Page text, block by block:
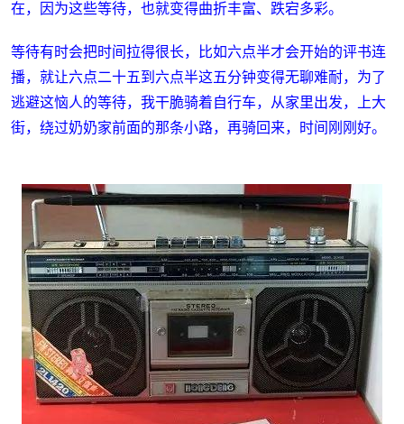
在，因为这些等待，也就变得曲折丰富、跌宕多彩。
等待有时会把时间拉得很长，比如六点半才会开始的评书连
播，就让六点二十五到六点半这五分钟变得无聊难耐，为了
逃避这恼人的等待，我干脆骑着自行车，从家里出发，上大
街，绕过奶奶家前面的那条小路，再骑回来，时间刚刚好。